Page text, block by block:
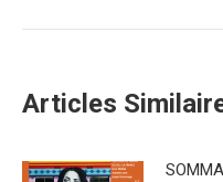
Articles